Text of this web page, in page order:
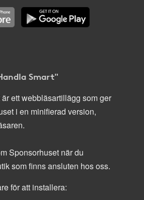
Smart"
ett webbläsartillägg som ger
i en minifierad version,
Sponsorhuset när du
som finns ansluten hos oss.
för att installera: